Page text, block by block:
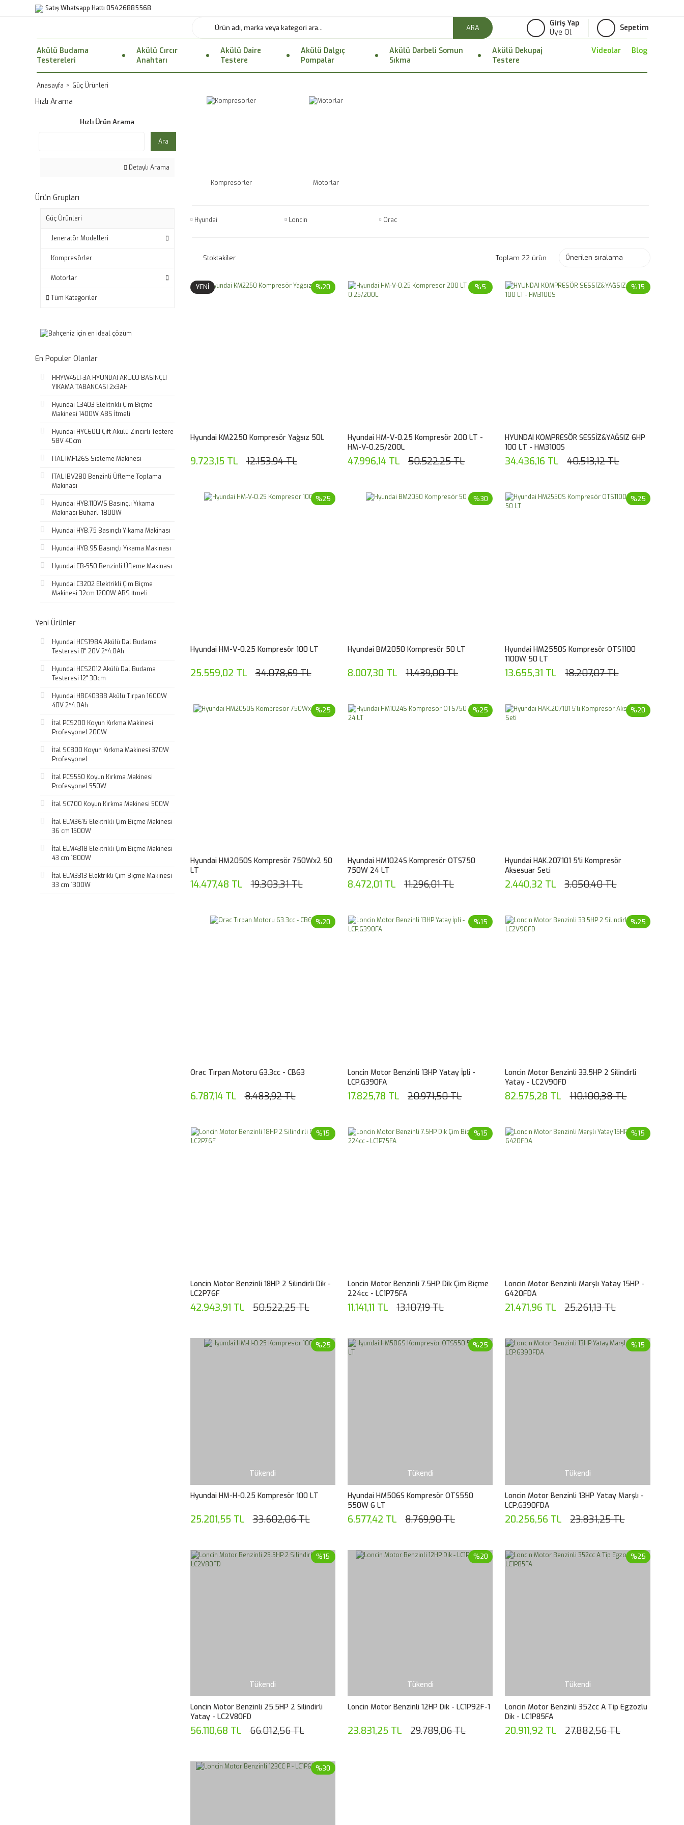
Satış Whatsapp Hattı 05426885568
ARA
Giriş Yap
Üye Ol
Sepetim
Akülü Budama
Testereleri
Akülü Cırcır
Anahtarı
Akülü Daire
Testere
Akülü Dalgıç
Pompalar
Akülü Darbeli Somun
Sıkma
Akülü Dekupaj
Testere
Videolar Blog
Anasayfa Güç Ürünleri
Hızlı Arama
Hızlı Ürün Arama
Ara
Detaylı Arama
Ürün Grupları
Güç Ürünleri
Jeneratör Modelleri
Kompresörler
Motorlar
Tüm Kategoriler
En Populer Olanlar
HHYW45LI-3A HYUNDAI AKÜLÜ BASINÇLI
YIKAMA TABANCASI 2x3AH
Hyundai C3403 Elektrikli Çim Biçme
Makinesi 1400W ABS İtmeli
Hyundai HYC60LI Çift Akülü Zincirli Testere
58V 40cm
ITAL IMF126S Sisleme Makinesi
İTAL IBV280 Benzinli Üfleme Toplama
Makinası
Hyundai HYB.110WS Basınçlı Yıkama
Makinası Buharlı 1800W
Hyundai HYB.75 Basınçlı Yıkama Makinası
Hyundai HYB.95 Basınçlı Yıkama Makinası
Hyundai EB-550 Benzinli Üfleme Makinası
Hyundai C3202 Elektrikli Çim Biçme
Makinesi 32cm 1200W ABS İtmeli
Yeni Ürünler
Hyundai HCS198A Akülü Dal Budama
Testeresi 8'' 20V 2*4.0Ah
Hyundai HCS2012 Akülü Dal Budama
Testeresi 12'' 30cm
Hyundai HBC4038B Akülü Tırpan 1600W
40V 2*4.0Ah
İtal PCS200 Koyun Kırkma Makinesi
Profesyonel 200W
İtal SC800 Koyun Kırkma Makinesi 370W
Profesyonel
İtal PCS550 Koyun Kırkma Makinesi
Profesyonel 550W
İtal SC700 Koyun Kırkma Makinesi 500W
İtal ELM3615 Elektrikli Çim Biçme Makinesi
36 cm 1500W
İtal ELM4318 Elektrikli Çim Biçme Makinesi
43 cm 1800W
İtal ELM3313 Elektrikli Çim Biçme Makinesi
33 cm 1300W
Kompresörler Motorlar
Hyundai Loncin Orac
Stoktakiler Toplam 22 ürün
%20
YENİ
Hyundai KM2250 Kompresör Yağsız 50L
9.723,15 TL 12.153,94 TL
%5
Hyundai HM-V-0.25 Kompresör 200 LT -
HM-V-0.25/200L
47.996,14 TL 50.522,25 TL
%15
HYUNDAI KOMPRESÖR SESSİZ&YAĞSIZ 6HP
100 LT - HM3100S
34.436,16 TL 40.513,12 TL
%25
Hyundai HM-V-0.25 Kompresör 100 LT
25.559,02 TL 34.078,69 TL
%30
Hyundai BM2050 Kompresör 50 LT
8.007,30 TL 11.439,00 TL
%25
Hyundai HM2550S Kompresör OTS1100
1100W 50 LT
13.655,31 TL 18.207,07 TL
%25
Hyundai HM2050S Kompresör 750Wx2 50
LT
14.477,48 TL 19.303,31 TL
%25
Hyundai HM1024S Kompresör OTS750
750W 24 LT
8.472,01 TL 11.296,01 TL
%20
Hyundai HAK.207101 5'li Kompresör
Aksesuar Seti
2.440,32 TL 3.050,40 TL
%20
Orac Tırpan Motoru 63.3cc - CB63
6.787,14 TL 8.483,92 TL
%15
Loncin Motor Benzinli 13HP Yatay İpli -
LCP.G390FA
17.825,78 TL 20.971,50 TL
%25
Loncin Motor Benzinli 33.5HP 2 Silindirli
Yatay - LC2V90FD
82.575,28 TL 110.100,38 TL
%15
Loncin Motor Benzinli 18HP 2 Silindirli Dik -
LC2P76F
42.943,91 TL 50.522,25 TL
%15
Loncin Motor Benzinli 7.5HP Dik Çim Biçme
224cc - LC1P75FA
11.141,11 TL 13.107,19 TL
%15
Loncin Motor Benzinli Marşlı Yatay 15HP -
G420FDA
21.471,96 TL 25.261,13 TL
%25
Tükendi
Hyundai HM-H-0.25 Kompresör 100 LT
25.201,55 TL 33.602,06 TL
%25
Tükendi
Hyundai HM506S Kompresör OTS550
550W 6 LT
6.577,42 TL 8.769,90 TL
%15
Tükendi
Loncin Motor Benzinli 13HP Yatay Marşlı -
LCP.G390FDA
20.256,56 TL 23.831,25 TL
%15
Tükendi
Loncin Motor Benzinli 25.5HP 2 Silindirli
Yatay - LC2V80FD
56.110,68 TL 66.012,56 TL
%20
Tükendi
Loncin Motor Benzinli 12HP Dik - LC1P92F-1
23.831,25 TL 29.789,06 TL
%25
Tükendi
Loncin Motor Benzinli 352cc A Tip Egzozlu
Dik - LC1P85FA
20.911,92 TL 27.882,56 TL
%30